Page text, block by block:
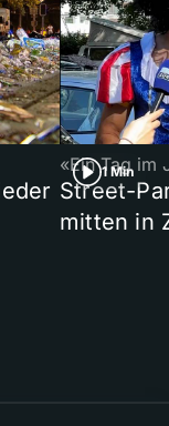
1 Min
«Ein Tag im
Street-
mitten in